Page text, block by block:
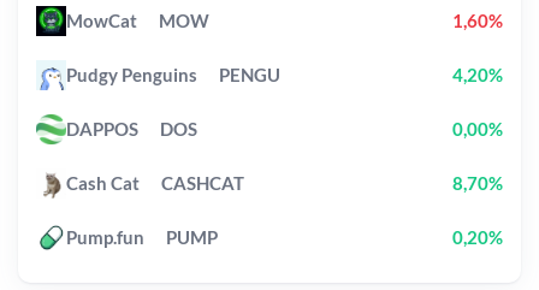
MowCat MOW 1,60%
Pudgy Penguins PENGU 4,20%
DAPPOS DOS 0,00%
Cash Cat CASHCAT 8,70%
Pump.fun PUMP 0,20%